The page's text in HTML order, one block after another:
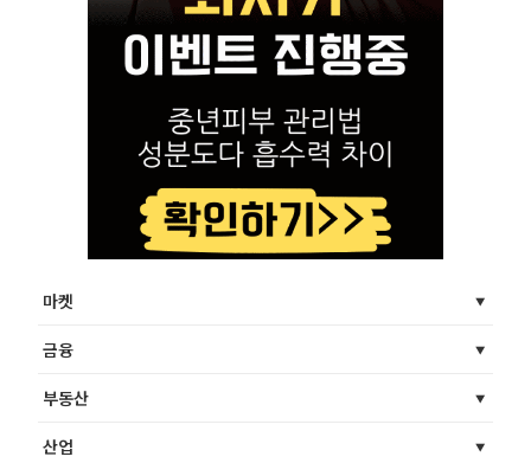
마켓
금융
부동산
산업